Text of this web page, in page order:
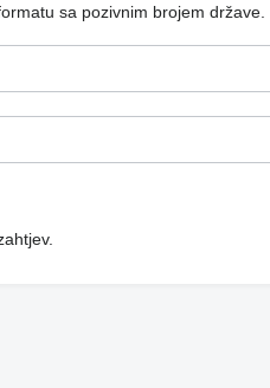
sa pozivnim brojem države.